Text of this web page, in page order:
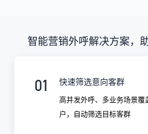
智能营销外呼解决方案，
01 快速筛选意向客群
高并发外呼、多业务场景覆
户，自动筛选目标客群